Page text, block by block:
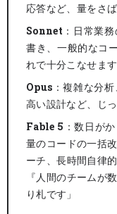
応答など、量をさ
Sonnet ：日常業
書き、一般的なコ
れで十分こなせます
Opus ：複雑な分
高い設計など、じ
Fable 5 ：数日が
量のコードの一括
ーチ、長時間自律
『人間のチームが
り札です」